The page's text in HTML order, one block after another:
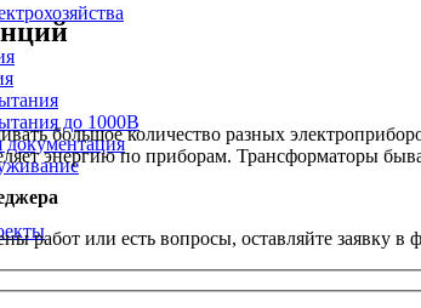
до 1000В
документация
большое количество разных
энергию по приборам. Трансформаторы
работ или есть вопросы, оставляйте заявку